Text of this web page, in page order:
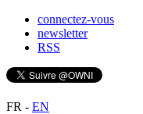
connectez-vous
newsletter
RSS
FR - EN